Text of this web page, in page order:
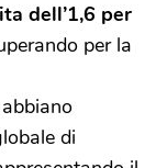
dell’1,6 per
per la
abbiano
di